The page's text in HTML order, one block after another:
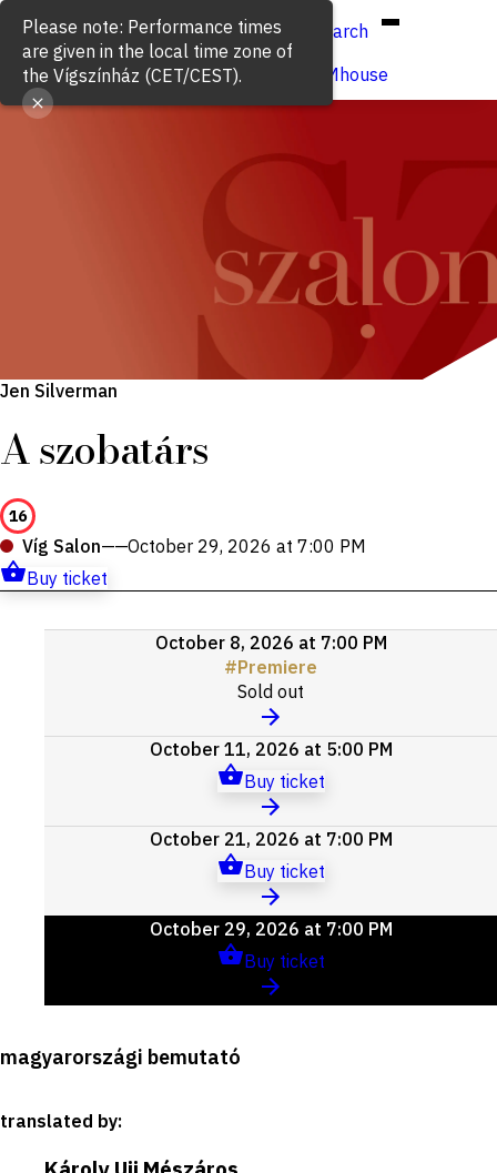
Hun/Eng
Search
Buy ticket
VígSTREAMhouse
Jen Silverman
A szobatárs
16
Víg Salon——October 29, 2026 at 7:00 PM
Buy ticket
Upcoming
October 8, 2026 at 7:00 PM
#Premiere
Sold out
October 11, 2026 at 5:00 PM
Buy ticket
October 21, 2026 at 7:00 PM
Buy ticket
October 29, 2026 at 7:00 PM
Buy ticket
Production
details
magyarországi bemutató
translated by:
Please note: Performance times
are given in the local time zone of
the Vígszínház (CET/CEST).